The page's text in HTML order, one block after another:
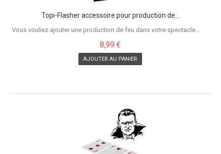
Topi-Flasher accessoire pour production de...
Vous vouliez ajouter une production de feu dans votre spectacle...
8,99 €
AJOUTER AU PANIER